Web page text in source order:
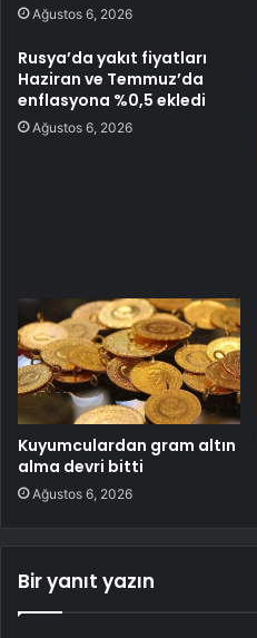
Ağustos 6, 2026
Rusya’da yakıt fiyatları
Haziran ve Temmuz’da
enflasyona %0,5 ekledi
Ağustos 6, 2026
Kuyumculardan gram altın
alma devri bitti
Ağustos 6, 2026
Bir yanıt yazın